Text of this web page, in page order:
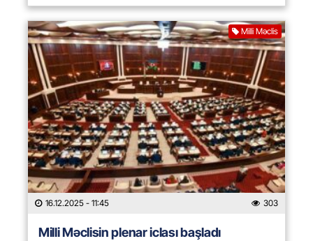
Milli Məclis
16.12.2025 - 11:45 303
Milli Məclisin plenar iclası başladı